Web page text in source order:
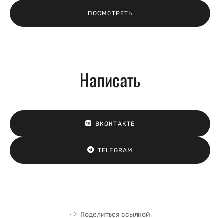
ПОСМОТРЕТЬ
Написать
ВКОНТАКТЕ
TELEGRAM
Поделиться ссылкой